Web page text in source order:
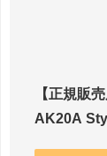
【正規販
AK20A